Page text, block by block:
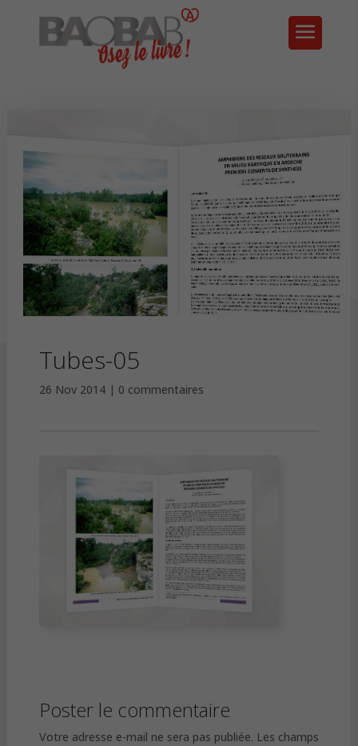
Tubes-05
26 Nov 2014 0 commentaires
Poster le commentaire
Votre adresse e-mail ne sera pas publiée. Les champs